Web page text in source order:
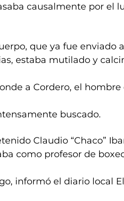
causalmente por el
que ya fue enviado
estaba mutilado y
a Cordero, el hombre
buscado.
Claudio “Chaco”
como profesor de
informó el diario local